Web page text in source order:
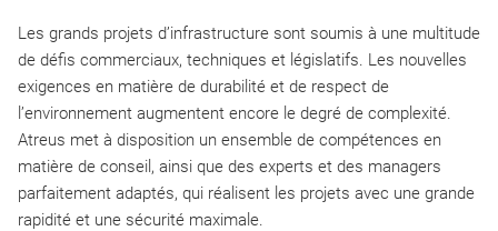
Les grands projets d’infrastructure sont soumis à une multitude
de défis commerciaux, techniques et législatifs. Les nouvelles
exigences en matière de durabilité et de respect de
l’environnement augmentent encore le degré de complexité.
Atreus met à disposition un ensemble de compétences en
matière de conseil, ainsi que des experts et des managers
parfaitement adaptés, qui réalisent les projets avec une grande
rapidité et une sécurité maximale.